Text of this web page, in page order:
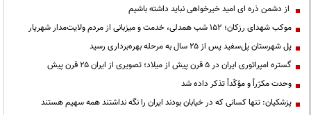
از دشمن ذره ای امید خیرخواهی نباید داشته باشیم
موکب شهدای رزکان؛ ۱۵۲ شب همدلی، خدمت و میزبانی از مردم ولایت‌مدار شهریار
پل شهرستان پل‌سفید پس از ۲۵ سال به مرحله بهره‌برداری رسید
گستره امپراتوری ایران در ۵ قرن پیش از میلاد؛ تصویری از ایران ۲۵ قرن پیش
وحدت مکرّراً و مؤکّداً تذکر داده شد
پزشکیان: تنها کسانی که در خیابان بودند ایران را نگه نداشتند همه سهیم هستند